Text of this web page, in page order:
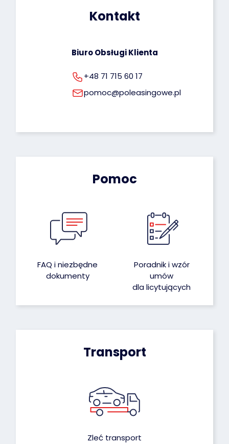
rodo@poleasingowe.pl
Kontakt
Biuro Obsługi Klienta
+48 71 715 60 17
pomoc@poleasingowe.pl
Pomoc
FAQ i niezbędne
dokumenty
Poradnik i wzór
umów
dla licytujących
Transport
Zleć transport